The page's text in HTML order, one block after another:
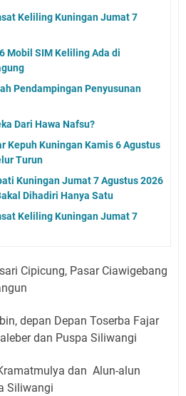
Keliling Kuningan Jumat 7
Mobil SIM Keliling Ada di
Pendampingan Penyusunan
Dari Hawa Nafsu?
Kepuh Kuningan Kamis 6 Agustus
Turun
Kuningan Jumat 7 Agustus 2026
Dihadiri Hanya Satu
Keliling Kuningan Jumat 7
Cipicung, Pasar Ciawigebang
depan Depan Toserba Fajar
dan Puspa Siliwangi
dan Alun-alun
Siliwangi